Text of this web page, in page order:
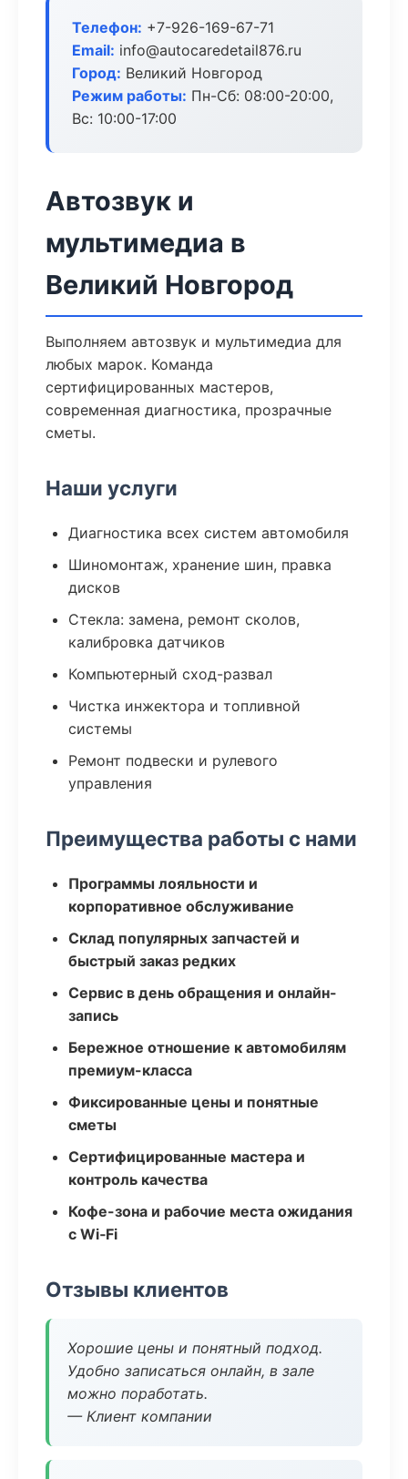
Телефон: +7-926-169-67-71
Email: info@autocaredetail876.ru
Город: Великий Новгород
Режим работы: Пн-Сб: 08:00-20:00,
Вс: 10:00-17:00
Автозвук и
мультимедиа в
Великий Новгород
Выполняем автозвук и мультимедиа для
любых марок. Команда
сертифицированных мастеров,
современная диагностика, прозрачные
сметы.
Наши услуги
Диагностика всех систем автомобиля
Шиномонтаж, хранение шин, правка
дисков
Стекла: замена, ремонт сколов,
калибровка датчиков
Компьютерный сход-развал
Чистка инжектора и топливной
системы
Ремонт подвески и рулевого
управления
Преимущества работы с нами
Программы лояльности и
корпоративное обслуживание
Склад популярных запчастей и
быстрый заказ редких
Сервис в день обращения и онлайн-
запись
Бережное отношение к автомобилям
премиум-класса
Фиксированные цены и понятные
сметы
Сертифицированные мастера и
контроль качества
Кофе-зона и рабочие места ожидания
с Wi‑Fi
Отзывы клиентов
Хорошие цены и понятный подход.
Удобно записаться онлайн, в зале
можно поработать.
— Клиент компании